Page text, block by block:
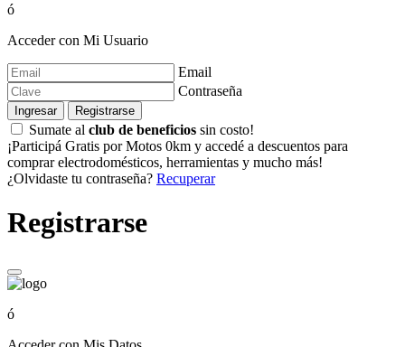
ó
Acceder con Mi Usuario
Email
Contraseña
Ingresar Registrarse
Sumate al club de beneficios sin costo!
¡Participá Gratis por Motos 0km y accedé a descuentos para
comprar electrodomésticos, herramientas y mucho más!
¿Olvidaste tu contraseña? Recuperar
Registrarse
ó